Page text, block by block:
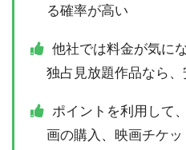
る確率が高い
他社では料金が気に
独占見放題作品なら
ポイントを利用して
画の購入、映画チケ